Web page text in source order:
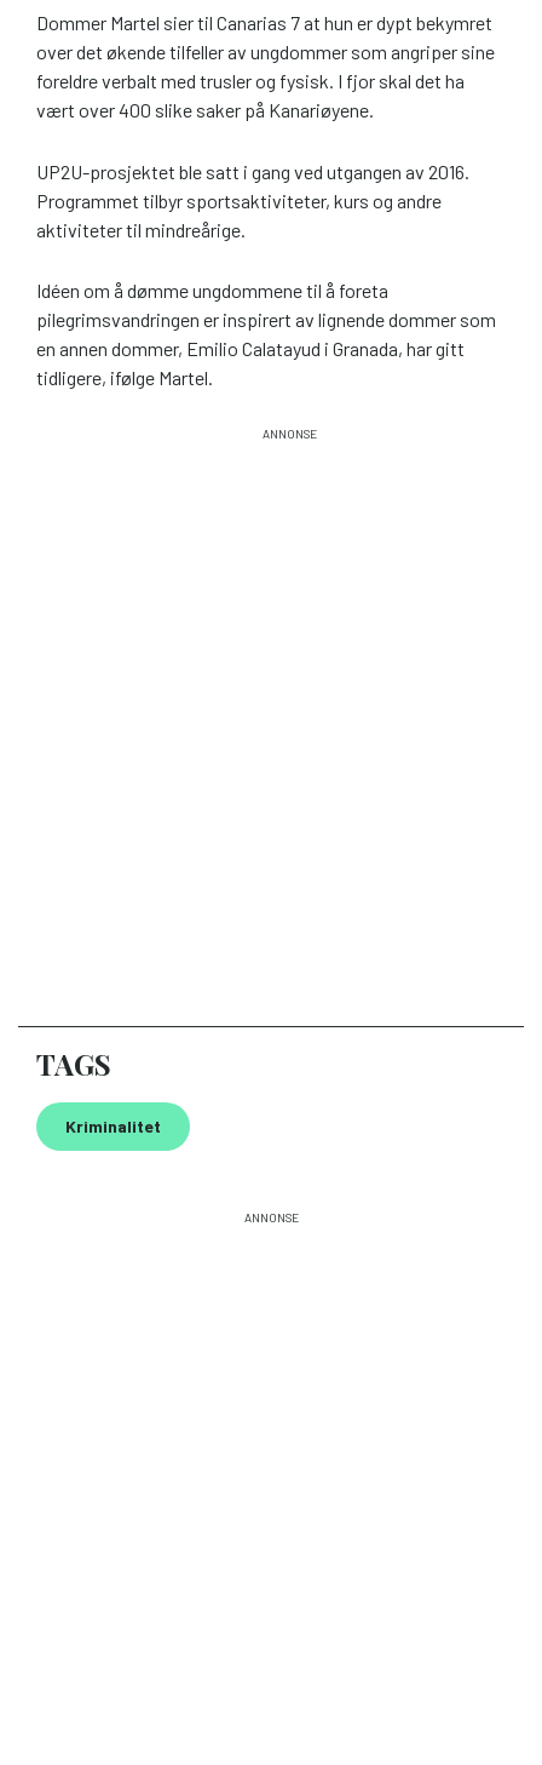
Dommer Martel sier til Canarias 7 at hun er dypt bekymret
over det økende tilfeller av ungdommer som angriper sine
foreldre verbalt med trusler og fysisk. I fjor skal det ha
vært over 400 slike saker på Kanariøyene.
UP2U-prosjektet ble satt i gang ved utgangen av 2016.
Programmet tilbyr sportsaktiviteter, kurs og andre
aktiviteter til mindreårige.
Idéen om å dømme ungdommene til å foreta
pilegrimsvandringen er inspirert av lignende dommer som
en annen dommer, Emilio Calatayud i Granada, har gitt
tidligere, ifølge Martel.
TAGS
Kriminalitet